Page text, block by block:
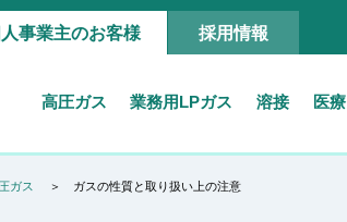
事業主のお客様 採用情報
高圧ガス 業務用LPガス 溶接 医療
ガス ガスの性質と取り扱い上の注意